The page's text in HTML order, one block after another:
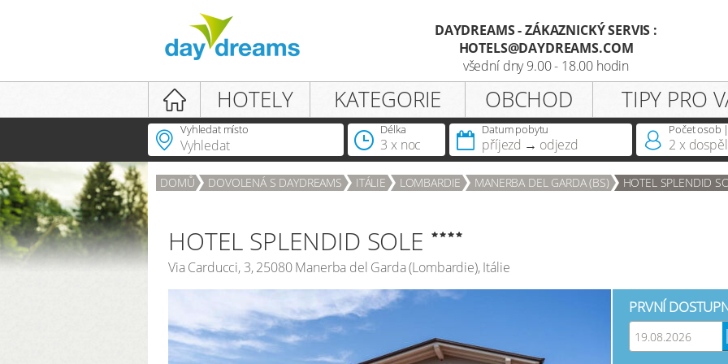
Login
PŘIHLÁŠENÍ
Registrace
Oslovení
Vlastníte již členství daydreams?
DAYDREAMS - ZÁKAZNICKÝ SERVIS :
HOTELS@DAYDREAMS.COM
všední dny 9.00 - 18.00 hodin
HOTELY KATEGORIE OBCHOD TIPY PRO
Vyhledat místo
Délka
pobytu
3 x noc
Datum pobytu
příjezd odjezd
Počet osob
2 x
DOMŮ DOVOLENÁ S DAYDREAMS ITÁLIE LOMBARDIE MANERBA DEL GARDA (BS) HOTEL SPLENDID
HOTEL SPLENDID SOLE
Via Carducci, 3,25080 Manerba del Garda(Lombardie),Itálie
PRVNÍ